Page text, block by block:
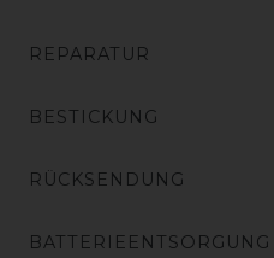
REPARATUR
BESTICKUNG
RÜCKSENDUNG
BATTERIEENTSORGUNG